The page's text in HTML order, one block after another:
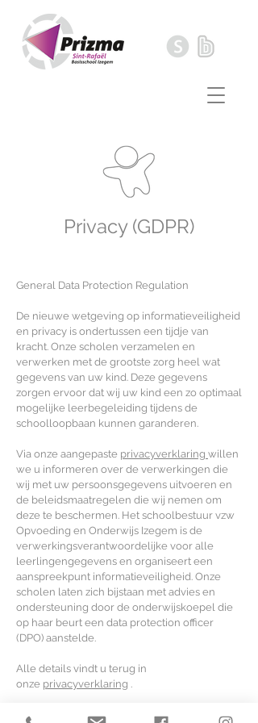
Privacy (GDPR)
General Data Protection Regulation
De nieuwe wetgeving op informatieveiligheid
en privacy is ondertussen een tijdje van
kracht. Onze scholen verzamelen en
verwerken met de grootste zorg heel wat
gegevens van uw kind. Deze gegevens
zorgen ervoor dat wij uw kind een zo optimaal
mogelijke leerbegeleiding tijdens de
schoolloopbaan kunnen garanderen.
Via onze aangepaste privacyverklaring willen
we u informeren over de verwerkingen die
wij met uw persoonsgegevens uitvoeren en
de beleidsmaatregelen die wij nemen om
deze te beschermen. Het schoolbestuur vzw
Opvoeding en Onderwijs Izegem is de
verwerkingsverantwoordelijke voor alle
leerlingengegevens en organiseert een
aanspreekpunt informatieveiligheid. Onze
scholen laten zich bijstaan met advies en
ondersteuning door de onderwijskoepel die
op haar beurt een data protection officer
(DPO) aanstelde.
Alle details vindt u terug in
onze privacyverklaring .
Heeft u vragen over uw privacy? Stel ze ons